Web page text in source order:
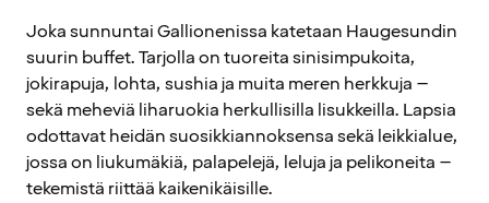
Joka sunnuntai Gallionenissa katetaan Haugesundin
suurin buffet. Tarjolla on tuoreita sinisimpukoita,
jokirapuja, lohta, sushia ja muita meren herkkuja –
sekä meheviä liharuokia herkullisilla lisukkeilla. Lapsia
odottavat heidän suosikkiannoksensa sekä leikkialue,
jossa on liukumäkiä, palapelejä, leluja ja pelikoneita –
tekemistä riittää kaikenikäisille.